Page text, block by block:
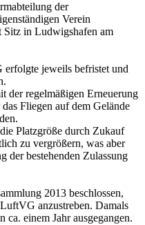
der
Verein
in Ludwigshafen am
jeweils befristet und
der regelmäßigen Erneuerung
Fliegen auf dem Gelände
Platzgröße durch Zukauf
zu vergrößern, was aber
der bestehenden Zulassung
2013 beschlossen,
anzustreben. Damals
ca. einem Jahr ausgegangen.